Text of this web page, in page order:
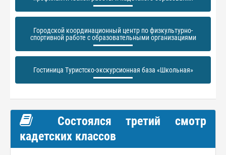
Городской координационный центр по физкультурно-
спортивной работе с образовательными организациями
Гостиница Туристско-экскурсионная база «Школьная»
Состоялся третий смотр
кадетских классов